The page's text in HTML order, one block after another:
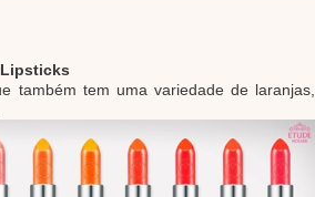
também tem uma variedade de laranjas,